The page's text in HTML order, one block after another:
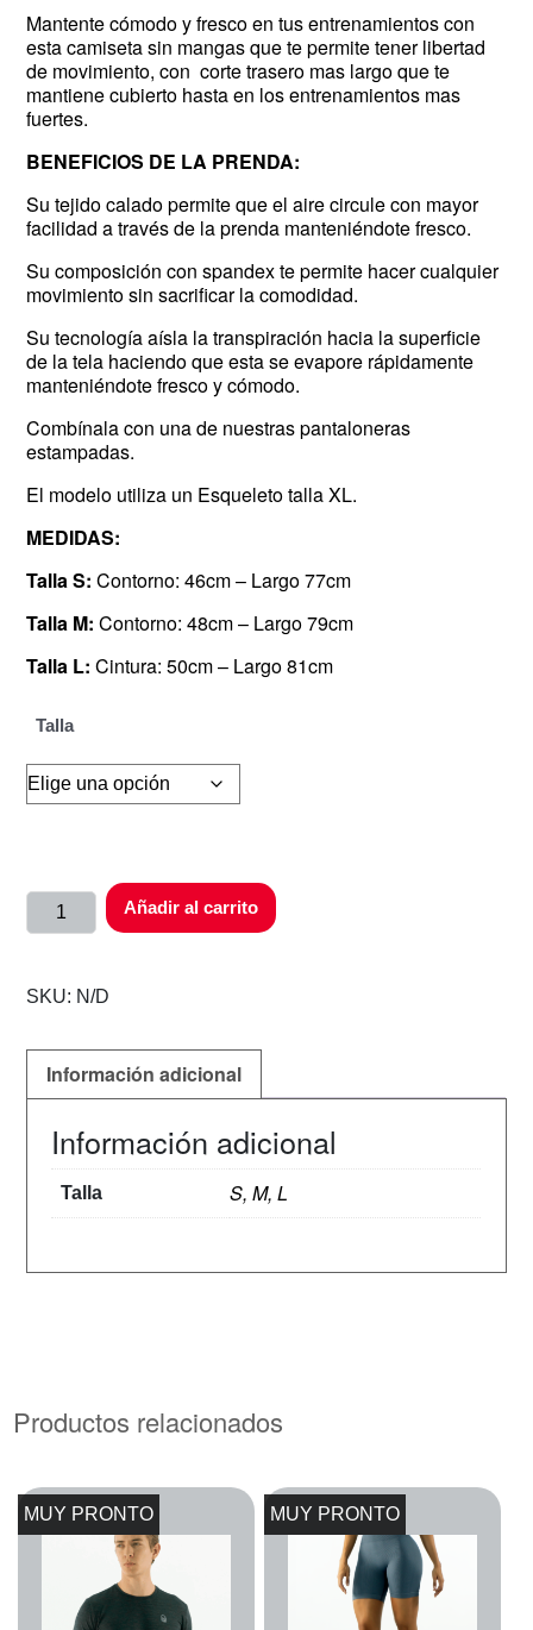
Mantente cómodo y fresco en tus entrenamientos con
esta camiseta sin mangas que te permite tener libertad
de movimiento, con corte trasero mas largo que te
mantiene cubierto hasta en los entrenamientos mas
fuertes.
BENEFICIOS DE LA PRENDA:
Su tejido calado permite que el aire circule con mayor
facilidad a través de la prenda manteniéndote fresco.
Su composición con spandex te permite hacer cualquier
movimiento sin sacrificar la comodidad.
Su tecnología aísla la transpiración hacia la superficie
de la tela haciendo que esta se evapore rápidamente
manteniéndote fresco y cómodo.
Combínala con una de nuestras pantaloneras
estampadas.
El modelo utiliza un Esqueleto talla XL.
MEDIDAS:
Talla S: Contorno: 46cm – Largo 77cm
Talla M: Contorno: 48cm – Largo 79cm
Talla L: Cintura: 50cm – Largo 81cm
Talla
Añadir al carrito
SKU: N/D
Información adicional
Información adicional
Talla S, M, L
Productos relacionados
MUY PRONTO MUY PRONTO